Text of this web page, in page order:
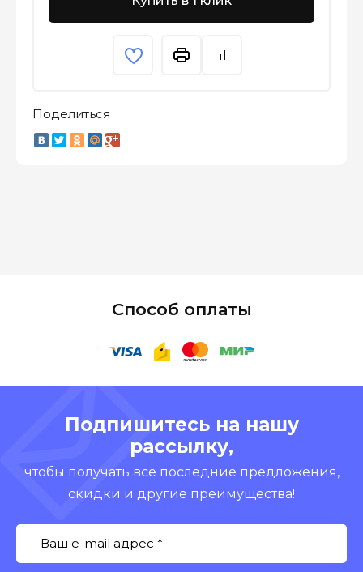
Поделиться
Способ оплаты
Подпишитесь на нашу
рассылку,
чтобы получать все последние предложения,
скидки и другие преимущества!